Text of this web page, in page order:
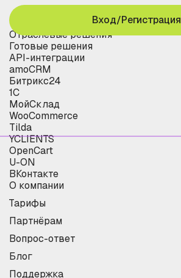
Отраслевые решения
Готовые решения
API-интеграции
amoCRM
Битрикс24
1С
МойСклад
WooCommerce
Tilda
YCLIENTS
OpenCart
U-ON
ВКонтакте
О компании
Тарифы
Партнёрам
Вопрос-ответ
Блог
Поддержка
Вход/Регистрация